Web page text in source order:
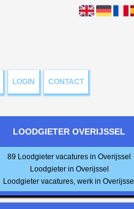
LOGIN CONTACT
LOODGIETER OVERIJSSEL
89 Loodgieter vacatures in Overijssel
Loodgieter in Overijssel
Loodgieter vacatures, werk in Overijssel